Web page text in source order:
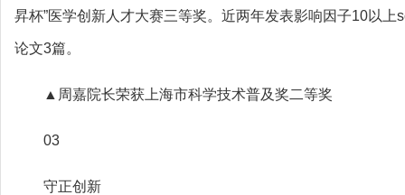
昇杯”医学创新人才大赛三等奖。近两年发表影响因子10以
论文3篇。
▲周嘉院长荣获上海市科学技术普及奖二等奖
03
守正创新